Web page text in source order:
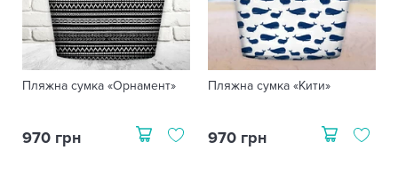
Пляжна сумка «Орнамент»
970 грн
Пляжна сумка «Кити»
970 грн